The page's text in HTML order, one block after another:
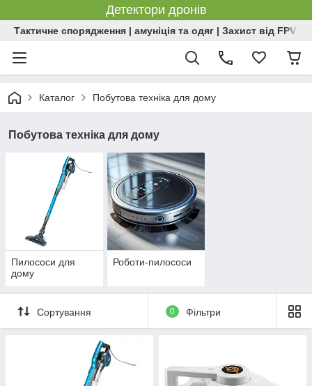
Детектори дронів
Тактичне спорядження | амуніція та одяг | Захист від FPV |
Каталог Побутова техніка для дому
Побутова техніка для дому
Пилососи для
дому
Роботи-пилососи
Сортування 0 Фільтри